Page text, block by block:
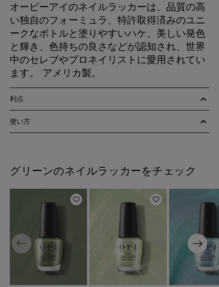
オーピーアイのネイルラッカーは、品質の高
い独自のフォーミュラ、特許取得済みのユニ
ークなボトルと塗りやすいハケ、美しい発色
と輝き、色持ちの良さなどが認知され、世界
中のセレブやプロネイリストに愛用されてい
ます。 アメリカ製。
利点
使い方
グリーンのネイルラッカーをチェック
ほしいものリストに追加ほしいものリス
Previous Next